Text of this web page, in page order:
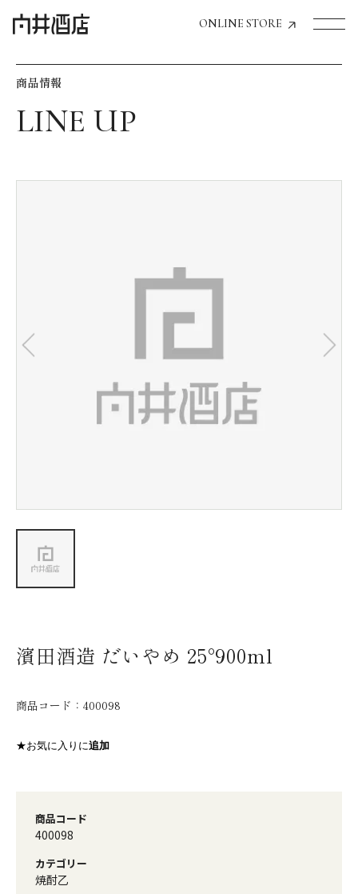
ONLINE STORE
飲食店経営のお客様
お気に入り機能の活用方法
会社情報
商品情報
濱田酒造 だいやめ 25°900ml
商品コード： 400098
★お気に入りに追加
商品コード
400098
カテゴリー
焼酎乙